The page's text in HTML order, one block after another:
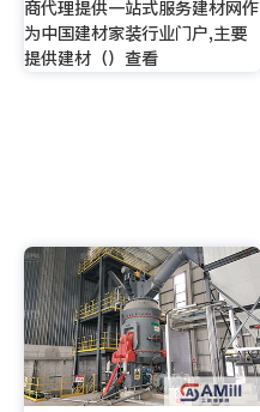
商代理提供一站式服务建材网作
为中国建材家装行业门户,主要
提供建材（）查看